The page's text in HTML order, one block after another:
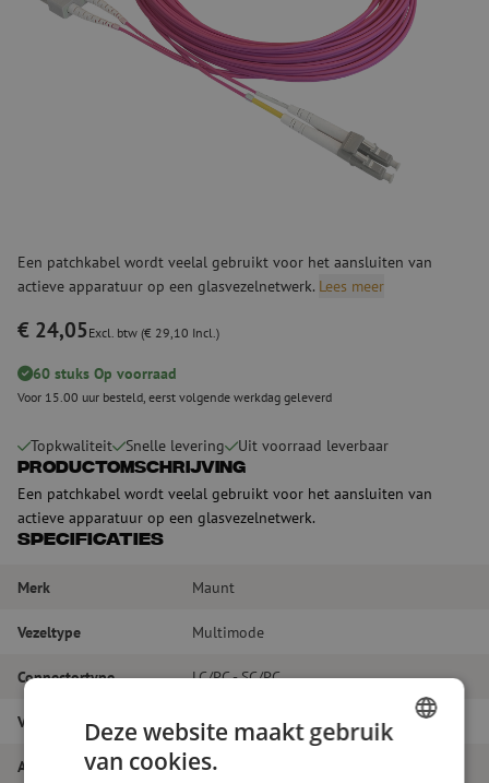
Een patchkabel wordt veelal gebruikt voor het aansluiten van
actieve apparatuur op een glasvezelnetwerk. Lees meer
€ 24,05 Excl. btw (€ 29,10 Incl.)
60 stuks Op voorraad
Voor 15.00 uur besteld, eerst volgende werkdag geleverd
Topkwaliteit Snelle levering Uit voorraad leverbaar
Productomschrijving
Een patchkabel wordt veelal gebruikt voor het aansluiten van
actieve apparatuur op een glasvezelnetwerk.
Specificaties
Merk Maunt
Vezeltype Multimode
Connectortype LC/PC - SC/PC
Vezelsoort OM4
Aantal vezels Duplex
Deze website maakt gebruik
van cookies.